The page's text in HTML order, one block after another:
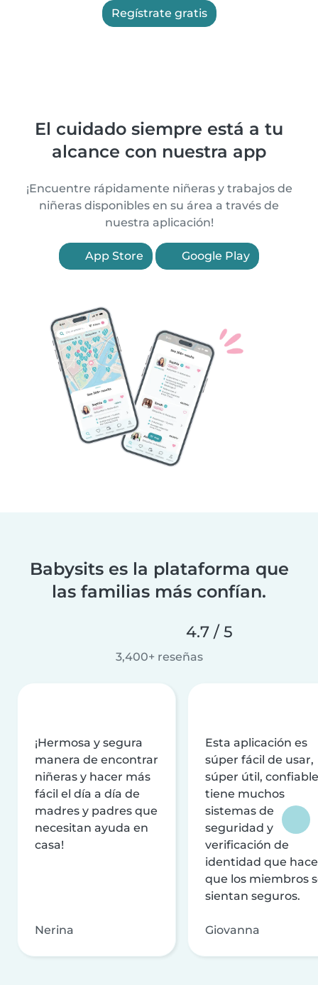
Regístrate gratis
El cuidado siempre está a tu
alcance con nuestra app
¡Encuentre rápidamente niñeras y trabajos de
niñeras disponibles en su área a través de
nuestra aplicación!
App Store Google Play
Babysits es la plataforma que
las familias más confían.
4.7 / 5
3,400+ reseñas
¡Hermosa y segura
manera de encontrar
niñeras y hacer más
fácil el día a día de
madres y padres que
necesitan ayuda en
casa!
Nerina
Esta aplicación es
súper fácil de usar,
súper útil,
tiene muchos
sistemas de
seguridad y
verificación de
identidad que
que los miembros
sientan seguros.
Giovanna